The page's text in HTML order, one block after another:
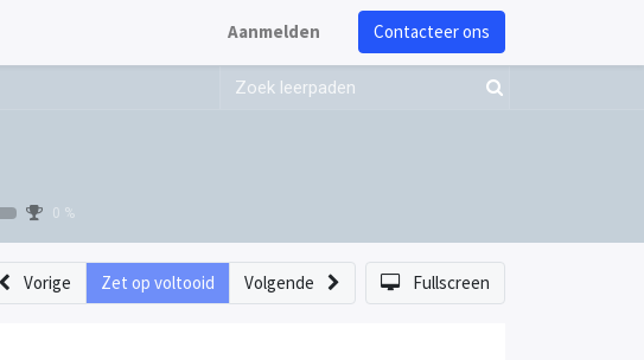
Aanmelden Contacteer ons
0 %
Vorige Zet op voltooid Volgende Fullscreen